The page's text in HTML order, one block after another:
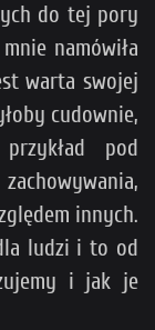
do tej pory
namówiła
warta swojej
cudownie,
pod
innych.
ludzi i to od
i jak je